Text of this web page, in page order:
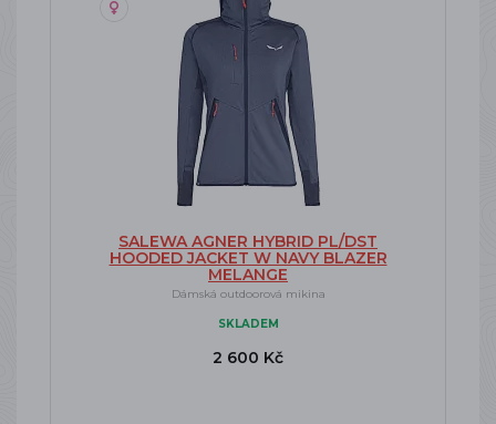
SALEWA AGNER HYBRID PL/DST
HOODED JACKET W NAVY BLAZER
MELANGE
Dámská outdoorová mikina
SKLADEM
2 600 Kč